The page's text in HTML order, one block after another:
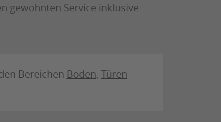
gewohnten Service inklusive
Bereichen Boden, Türen